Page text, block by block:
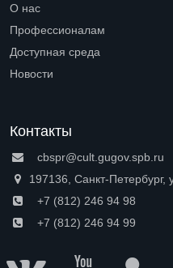
О нас
Профессионалам
Доступная среда
Новости
Контакты
cbspr@cult.gugov.spb.ru
197136, Санкт-Петербург,
+7 (812) 246 94 98
+7 (812) 246 94 99